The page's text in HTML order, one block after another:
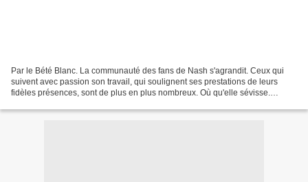
Par le Bété Blanc. La communauté des fans de Nash s'agrandit. Ceux qui
suivent avec passion son travail, qui soulignent ses prestations de leurs
fidèles présences, sont de plus en plus nombreux. Où qu'elle sévisse.